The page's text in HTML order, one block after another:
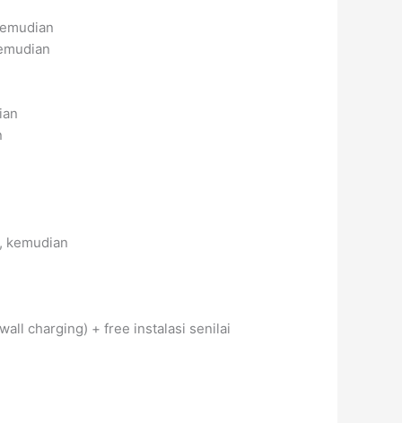
kemudian
charging) + free instalasi senilai